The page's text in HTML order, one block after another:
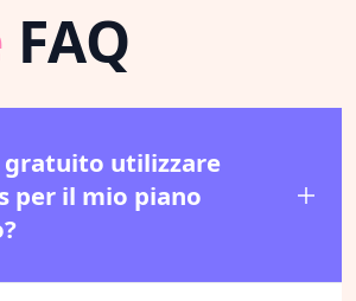
FAQ
gratuito utilizzare
per il mio piano